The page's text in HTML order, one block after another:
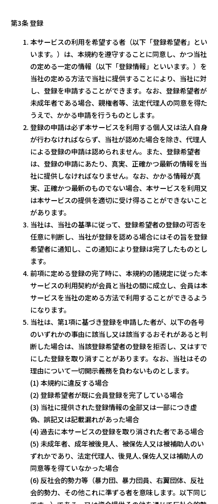
第3条 登録
本サービスの利用を希望する者（以下「登録希望者」とい
います。）は、本規約を遵守することに同意し、かつ当社
の定める一定の情報（以下「登録情報」といいます。）を
当社の定める方法で当社に提供することにより、当社に対
し、登録を申請することができます。なお、登録希望者が
未成年者である場合、親権者等、法定代理人の同意を得た
うえで、かかる申請を行うものとします。
登録の申請は必ず本サービスを利用する個人又は法人自身
が行わなければならず、当社が認めた場合を除き、代理人
による登録の申請は認められません。また、登録希望者
は、登録の申請にあたり、真実、正確かつ最新の情報を当
社に提供しなければなりません。なお、かかる情報が真
実、正確かつ最新のものでない場合、本サービスを利用又
は本サービスの提供を適切に受け得ることができないこと
があります。
当社は、当社の基準に従って、登録希望者の登録の可否を
任意に判断し、当社が登録を認める場合にはその旨を登録
希望者に通知し、この通知により登録は完了したものとし
ます。
前項に定める登録の完了時に、本規約の諸規定に従った本
サービスの利用契約が会員と当社の間に成立し、会員は本
サービスを当社の定める方法で利用することができるよう
になります。
当社は、第1項に基づき登録を申請した者が、以下の各号
のいずれかの事由に該当し又は該当するおそれがあると判
断した場合は、当該登録希望者の登録を拒否し、又はすで
にした登録を取り消すことがあります。なお、当社はその
理由について一切開示義務を負わないものとします。
(1) 本規約に違反する場合
(2) 登録希望者が既に会員登録を完了している場合
(3) 当社に提供された登録情報の全部又は一部につき虚
偽、誤記又は記載漏れがあった場合
(4) 過去に本サービスの登録を取り消された者である場合
(5) 未成年者、成年被後見人、被保佐人又は被補助人のい
ずれかであり、法定代理人、後見人､保佐人又は補助人の
同意等を得ていなかった場合
(6) 反社会的勢力等（暴力団、暴力団員、右翼団体、反社
会的勢力、その他これに準ずる者を意味します。以下同じ